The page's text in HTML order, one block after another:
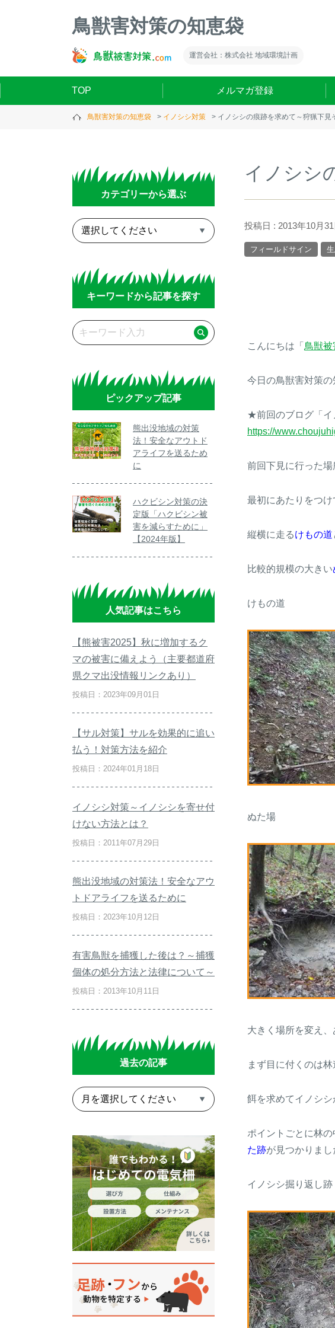
鳥獣害対策の知恵袋
運営会社：株式会社 地域環境計画
TOP メルマガ登録
鳥獣害対策の知恵袋 イノシシ対策 イノシシの痕跡を求めて～狩猟下見
カテゴリーから選ぶ
キーワードから記事を探す
ピックアップ記事
熊出没地域の対策
法！安全なアウトド
アライフを送るため
に
ハクビシン対策の決
定版「ハクビシン被
害を減らすために」
【2024年版】
人気記事はこちら
【熊被害2025】秋に増加するク
マの被害に備えよう（主要都道府
県クマ出没情報リンクあり）
投稿日：2023年09月01日
【サル対策】サルを効果的に追い
払う！対策方法を紹介
投稿日：2024年01月18日
イノシシ対策～イノシシを寄せ付
けない方法とは？
投稿日：2011年07月29日
熊出没地域の対策法！安全なアウ
トドアライフを送るために
投稿日：2023年10月12日
有害鳥獣を捕獲した後は？～捕獲
個体の処分方法と法律について～
投稿日：2013年10月11日
過去の記事
イノシシ
投稿日 : 2013年10月31
フィールドサイン
こんにちは「 鳥獣被
今日の鳥獣害対策の
★前回のブログ「イ
https://
前回下見に行った場
最初にあたりをつけ
縦横に走るけもの道
比較的規模の大きい
けもの道
ぬた場
大きく場所を変え
まず目に付くのは
餌を求めてイノシシ
ポイントごとに林
た跡が見つかりまし
イノシシ掘り返し跡